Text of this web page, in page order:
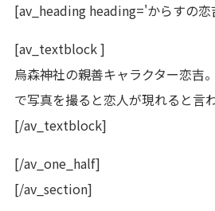
[av_heading heading='からすの
[av_textblock ]
烏森神社の親善キャラクター恋吉
で写真を撮ると恋人が現れると言
[/av_textblock]
[/av_one_half]
[/av_section]